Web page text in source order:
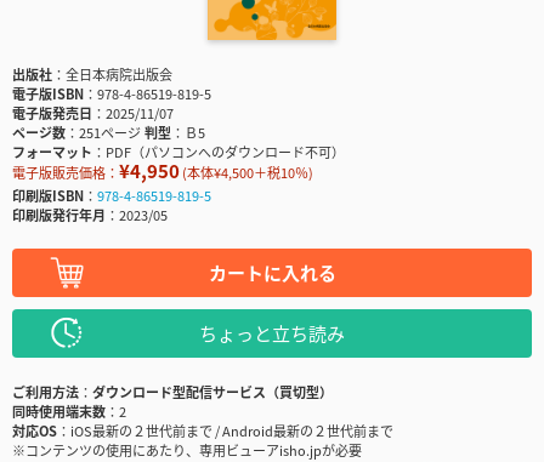
出版社
全日本病院出版会
電子版ISBN
978-4-86519-819-5
電子版発売日
2025/11/07
ページ数
251ページ判型
Ｂ5
フォーマット
PDF（パソコンへのダウンロード不可）
電子版販売価格： ¥4,950(本体¥4,500＋税10％)
印刷版ISBN
978-4-86519-819-5
印刷版発行年月
2023/05
カートに入れる
ちょっと立ち読み
ご利用方法
ダウンロード型配信サービス（買切型）
同時使用端末数
2
対応OS
iOS最新の２世代前まで / Android最新の２世代前まで
※コンテンツの使用にあたり、専用ビューアisho.jpが必要